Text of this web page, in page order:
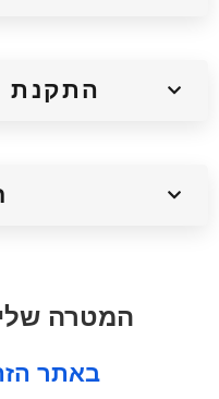
התקנת
המטרה
:באתר